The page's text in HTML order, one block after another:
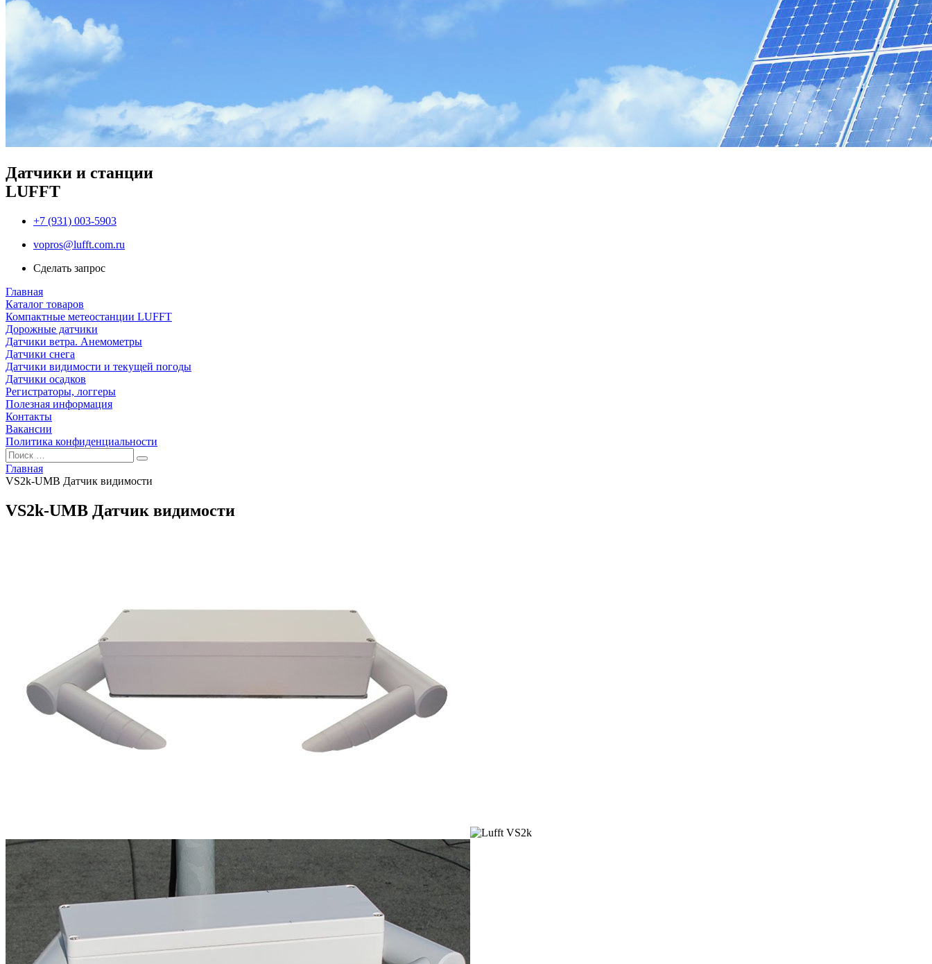
Датчики и станции
LUFFT
+7 (931) 003-5903
vopros@lufft.com.ru
Сделать запрос
Главная
Каталог товаров
Компактные метеостанции LUFFT
Дорожные датчики
Датчики ветра. Анемометры
Датчики снега
Датчики видимости и текущей погоды
Датчики осадков
Регистраторы, логгеры
Полезная информация
Контакты
Вакансии
Политика конфиденциальности
Главная
VS2k-UMB Датчик видимости
VS2k-UMB Датчик видимости